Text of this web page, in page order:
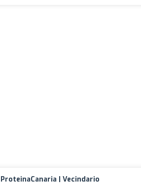
ProteinaCanaria | Vecindario